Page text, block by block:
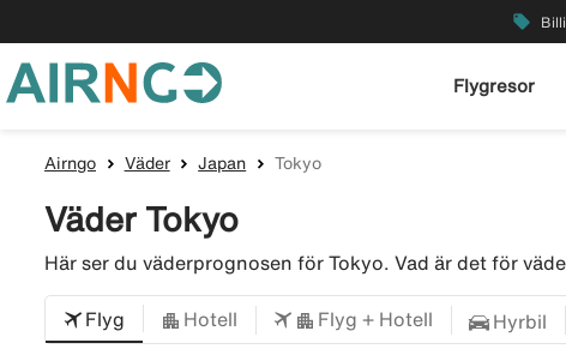
local_offer
Flygresor
Airngo Väder Japan Tokyo
Väder Tokyo
Här ser du väderprognosen för Tokyo. Vad är det för
Flyg Hotell Flyg + Hotell Hyrbil